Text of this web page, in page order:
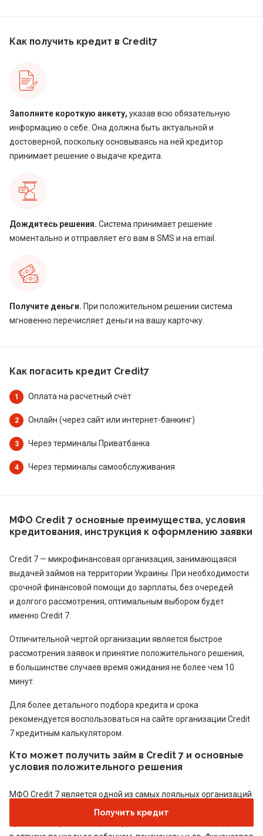
Как получить кредит в Credit7
Заполните короткую анкету, указав всю обязательную
информацию о себе. Она должна быть актуальной и
достоверной, поскольку основываясь на ней кредитор
принимает решение о выдаче кредита.
Дождитесь решения. Система принимает решение
моментально и отправляет его вам в SMS и на email.
Получите деньги. При положительном решении система
мгновенно перечисляет деньги на вашу карточку.
Как погасить кредит Credit7
Оплата на расчетный счёт
Онлайн (через сайт или интернет-банкинг)
Через терминалы Приватбанка
Через терминалы самообслуживания
МФО Credit 7 основные преимущества, условия
кредитования, инструкция к оформлению заявки
Credit 7 — микрофинансовая организация, занимающаяся
выдачей займов на территории Украины. При необходимости
срочной финансовой помощи до зарплаты, без очередей
и долгого рассмотрения, оптимальным выбором будет
именно Credit 7.
Отличительной чертой организации является быстрое
рассмотрения заявок и принятие положительного решения,
в большинстве случаев время ожидания не более чем 10
минут.
Для более детального подбора кредита и срока
рекомендуется воспользоваться на сайте организации Credit
7 кредитным калькулятором.
Кто может получить займ в Credit 7 и основные
условия положительного решения
МФО Credit 7 является одной из самых лояльных организаций
на территории Украины.Получить кредит